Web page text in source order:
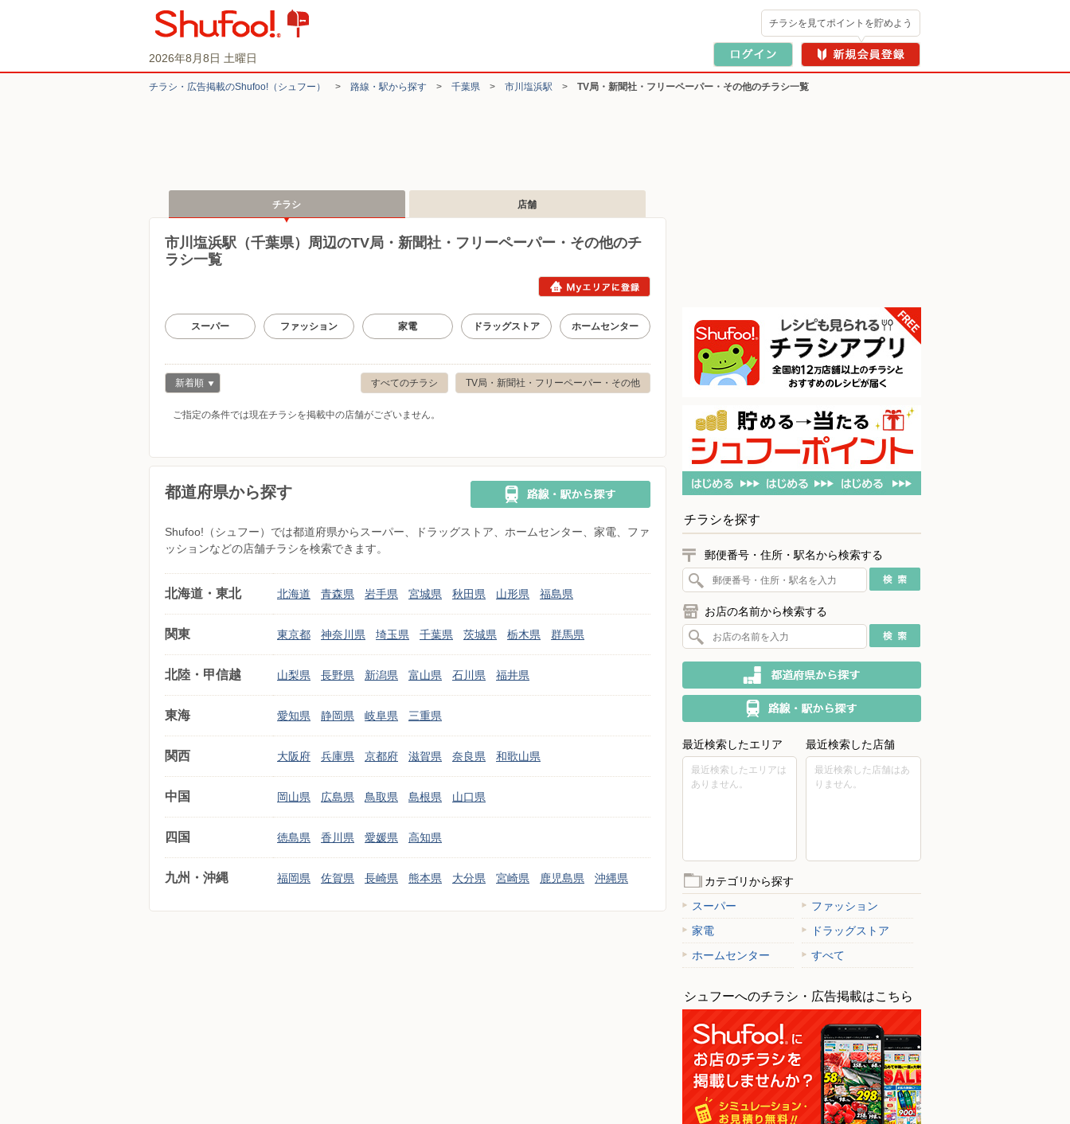
2026年8月8日 土曜日
チラシを見てポイントを貯めよう
チラシ・​広告掲載の​Shufoo!​（シュフー） > 路線・駅から探す > 千葉県 > 市川塩浜駅 > TV局・新聞社・フリーペーパー・その他のチラシ一覧
チラシ 店舗
市川塩浜駅（千葉県）周辺のTV局・新聞社・フリーペーパー・その他のチ
ラシ一覧
スーパー ファッション 家電 ドラッグストア ホームセンター
TV局・新聞社・フリーペーパー・その他
すべてのチラシ
新着順
ご指定の条件では現在チラシを掲載中の店舗がございません。
都道府県から探す
Shufoo!（シュフー）では都道府県からスーパー、ドラッグストア、ホームセンター、家電、ファ
ッションなどの店舗チラシを検索できます。
北海道・東北 北海道 青森県 岩手県 宮城県 秋田県 山形県 福島県
関東 東京都 神奈川県 埼玉県 千葉県 茨城県 栃木県 群馬県
北陸・甲信越 山梨県 長野県 新潟県 富山県 石川県 福井県
東海 愛知県 静岡県 岐阜県 三重県
関西 大阪府 兵庫県 京都府 滋賀県 奈良県 和歌山県
中国 岡山県 広島県 鳥取県 島根県 山口県
四国 徳島県 香川県 愛媛県 高知県
九州・沖縄 福岡県 佐賀県 長崎県 熊本県 大分県 宮崎県 鹿児島県 沖縄県
チラシを探す
郵便番号・住所・駅名から検索する
お店の名前から検索する
最近検索したエリア
最近検索したエリアは
ありません。
最近検索した店舗
最近検索した店舗はあ
りません。
カテゴリから探す
スーパー
ファッション
家電
ドラッグストア
ホームセンター
すべて
シュフーへのチラシ・広告掲載はこちら